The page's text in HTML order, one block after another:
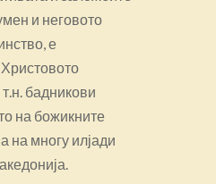
и неговото
е
бадникови
на божикните
на многу илјади